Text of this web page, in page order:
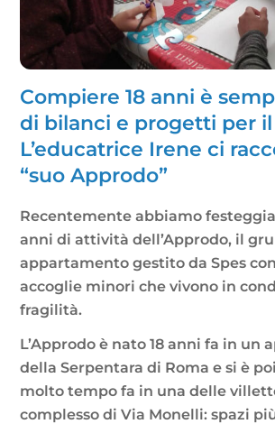
Compiere 18 anni è
di bilanci e progetti per
L’educatrice Irene ci
“suo Approdo”
Recentemente abbiamo
anni di attività dell’Approdo, il
appartamento gestito da Spes
accoglie minori che vivono in
fragilità.
L’Approdo è nato 18 anni fa in un
della Serpentara di Roma e si è
molto tempo fa in una delle
complesso di Via Monelli: spazi